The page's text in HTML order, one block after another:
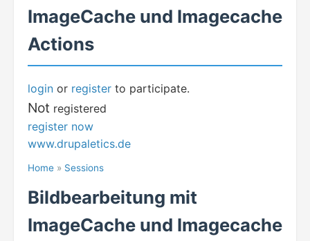
ImageCache und Imagecache
Actions
login or register to participate.
Not registered
register now
www.drupaletics.de
Home » Sessions
Bildbearbeitung mit
ImageCache und Imagecache